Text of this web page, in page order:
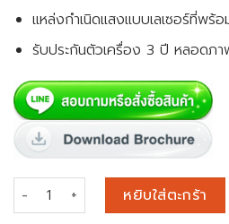
แหล่งกำเนิดแสงแบบเลเซอร์ที่พร้อ
รับประกันตัวเครื่อง 3 ปี หลอดภ
จำนวน Epson EB-L210SW
หยิบใส่ตะกร้า